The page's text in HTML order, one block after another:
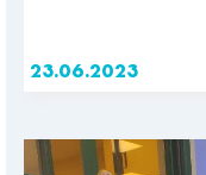
23.06.2023